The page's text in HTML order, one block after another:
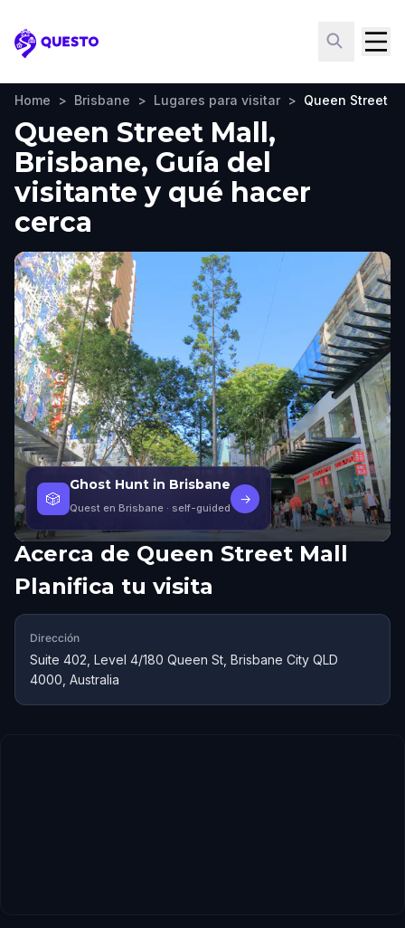
Questo
Home > Brisbane > Lugares para visitar > Queen Street
Queen Street Mall,
Brisbane, Guía del
visitante y qué hacer
cerca
🎲
Ghost Hunt in Brisbane
Quest en Brisbane · self-guided
→
Acerca de Queen Street Mall
Planifica tu visita
Dirección
Suite 402, Level 4/180 Queen St, Brisbane City QLD
4000, Australia